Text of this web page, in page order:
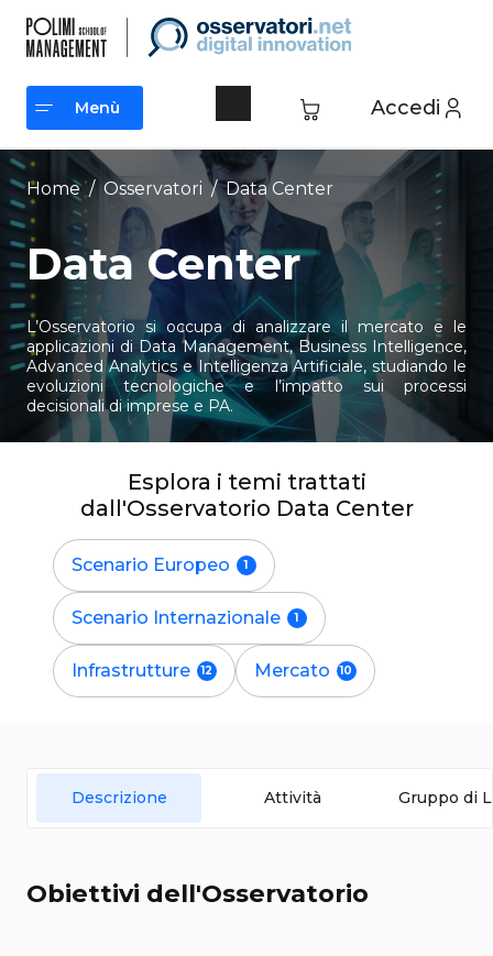
contenuto
Accedi
Menù
Menù
Home/ Osservatori /Data Center
Data Center
L’Osservatorio si occupa di analizzare il mercato e le
applicazioni di Data Management, Business Intelligence,
Advanced Analytics e Intelligenza Artificiale, studiando le
evoluzioni tecnologiche e l’impatto sui processi
decisionali di imprese e PA.
Esplora i temi trattati
dall'Osservatorio Data Center
Scenario Europeo
Scenario Internazionale
Infrastrutture Mercato
Descrizione Attività Gruppo di
Obiettivi dell'Osservatorio